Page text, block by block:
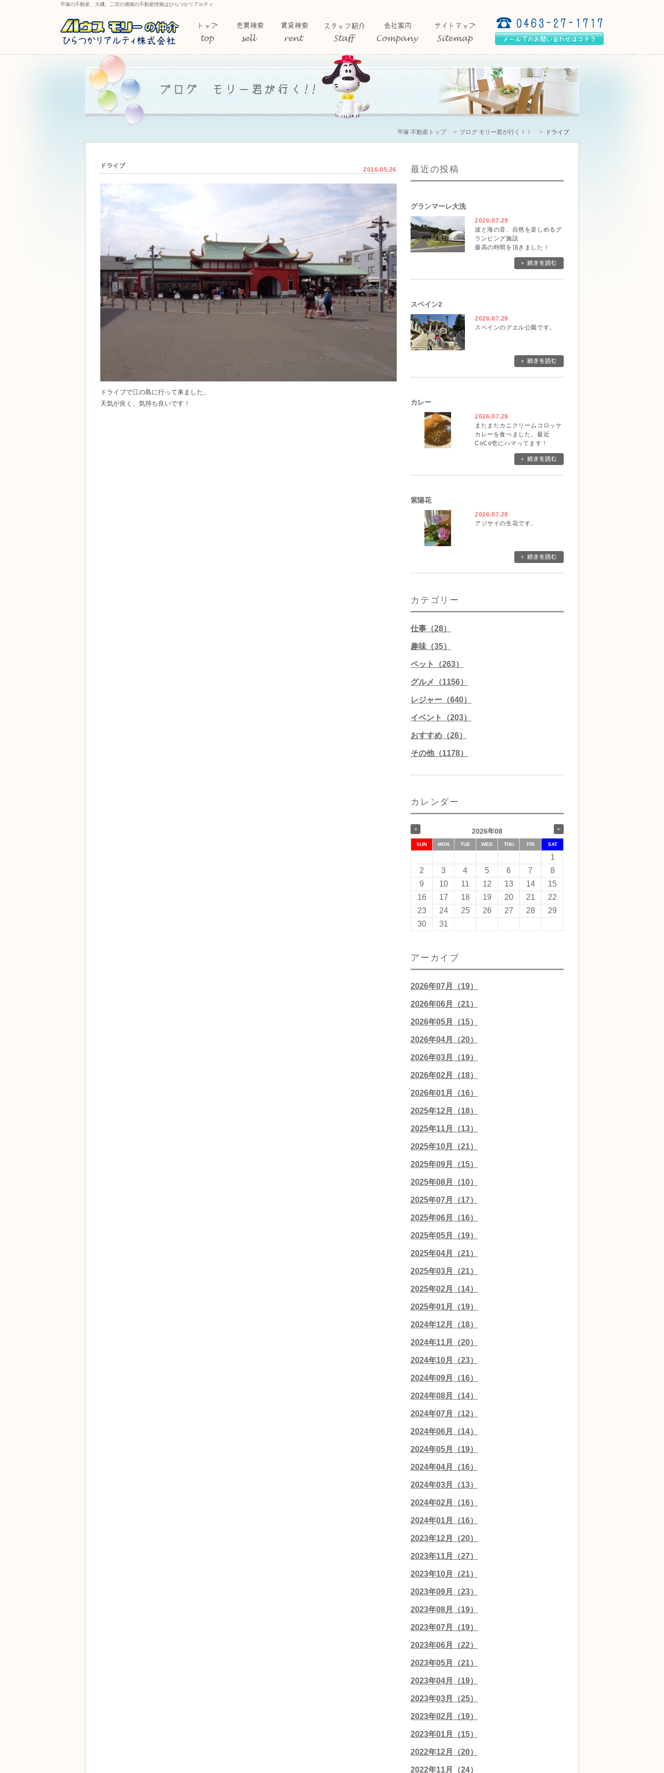
平塚の不動産、大磯、二宮の湘南の不動産情報はひらつかリアルティ
平塚 不動産トップ ブログ モリー君が行く！！ ドライブ
ドライブ
2016.05.26
ドライブで江の島に行って来ました。
天気が良く、気持ち良いです！
最近の投稿
グランマーレ大洗
2026.07.29
波と海の音、自然を楽しめるグ
ランピング施設
最高の時間を頂きました！
スペイン2
2026.07.29
スペインのグエル公園です。
カレー
2026.07.29
またまたカニクリームコロッケ
カレーを食べました。最近
CoCo壱にハマってます！
紫陽花
2026.07.28
アジサイの生花です。
カテゴリー
仕事（28）
趣味（35）
ペット（263）
グルメ（1156）
レジャー（640）
イベント（203）
おすすめ（26）
その他（1178）
カレンダー
2026年08
SUN MON TUE WED THU FRI SAT
1
2
3 4 5 6 7
8
9
10 11 12 13 14
15
16
17 18 19 20 21
22
23
24 25 26 27 28
29
30
31
アーカイブ
2026年07月（19）
2026年06月（21）
2026年05月（15）
2026年04月（20）
2026年03月（19）
2026年02月（18）
2026年01月（16）
2025年12月（18）
2025年11月（13）
2025年10月（21）
2025年09月（15）
2025年08月（10）
2025年07月（17）
2025年06月（16）
2025年05月（19）
2025年04月（21）
2025年03月（21）
2025年02月（14）
2025年01月（19）
2024年12月（18）
2024年11月（20）
2024年10月（23）
2024年09月（16）
2024年08月（14）
2024年07月（12）
2024年06月（14）
2024年05月（19）
2024年04月（16）
2024年03月（13）
2024年02月（16）
2024年01月（16）
2023年12月（20）
2023年11月（27）
2023年10月（21）
2023年09月（23）
2023年08月（19）
2023年07月（19）
2023年06月（22）
2023年05月（21）
2023年04月（19）
2023年03月（25）
2023年02月（19）
2023年01月（15）
2022年12月（20）
2022年11月（24）